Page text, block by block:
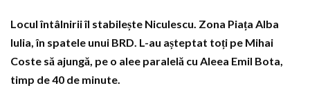
Locul întâlnirii îl stabilește Niculescu. Zona Piața Alba
Iulia, în spatele unui BRD. L-au așteptat toți pe Mihai
Coste să ajungă, pe o alee paralelă cu Aleea Emil Bota,
timp de 40 de minute.